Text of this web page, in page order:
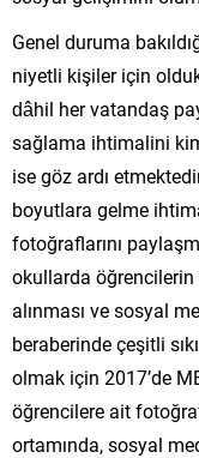
Genel duruma
niyetli kişiler için
dâhil her vatandaş
sağlama ihtimalini
ise göz ardı
boyutlara gelme
fotoğraflarını
okullarda öğrencilerin
alınması ve sosyal
beraberinde çeşitli
olmak için 2017’de
öğrencilere ait
ortamında, sosyal